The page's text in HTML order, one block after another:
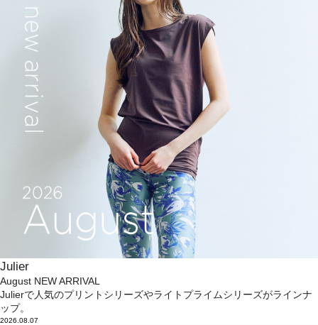
Julier
August NEW ARRIVAL
Julierで人気のプリントシリーズやライトプライムシリーズがラインナ
ップ。
2026.08.07